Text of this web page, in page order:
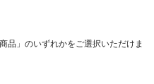
品」のいずれかをご選択いただけま